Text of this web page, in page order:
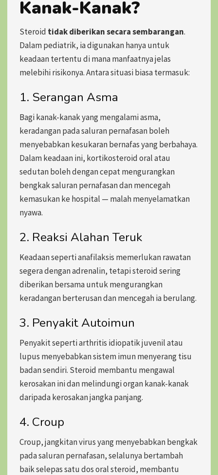
Kanak-Kanak?
Steroid tidak diberikan secara sembarangan.
Dalam pediatrik, ia digunakan hanya untuk
keadaan tertentu di mana manfaatnya jelas
melebihi risikonya. Antara situasi biasa termasuk:
1. Serangan Asma
Bagi kanak-kanak yang mengalami asma,
keradangan pada saluran pernafasan boleh
menyebabkan kesukaran bernafas yang berbahaya.
Dalam keadaan ini, kortikosteroid oral atau
sedutan boleh dengan cepat mengurangkan
bengkak saluran pernafasan dan mencegah
kemasukan ke hospital — malah menyelamatkan
nyawa.
2. Reaksi Alahan Teruk
Keadaan seperti anafilaksis memerlukan rawatan
segera dengan adrenalin, tetapi steroid sering
diberikan bersama untukmengurangkan
keradangan berterusan dan mencegah ia berulang.
3. Penyakit Autoimun
Penyakit seperti arthritis idiopatik juvenil atau
lupus menyebabkan sistem imun menyerang tisu
badan sendiri. Steroid membantu mengawal
kerosakan ini dan melindungi organ kanak-kanak
daripada kerosakan jangka panjang.
4. Croup
Croup, jangkitan virus yang menyebabkan bengkak
pada saluran pernafasan, selalunya bertambah
baik selepas satu dos oral steroid, membantu